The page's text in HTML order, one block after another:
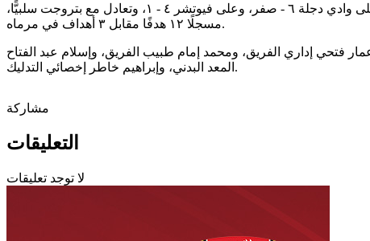
بهذا التعادل رفع «أهلي ٢٠٠٦» رصيده إلى ٨ نقاط من الفوز في مباراتين والتعادل في مباراتين، حيث تعادل مع المصري ٢ - ٢، وفاز على وادي دجلة ٦ - صفر، وعلى فيوتشر ٤ - ١، وتعادل مع بتروجت سلبيًّا،
مسجلًا ١٢ هدفًا مقابل ٣ أهداف في مرماه.
وعمار فتحي إداري الفريق، ومحمد إمام طبيب الفريق، وإسلام عبد الفتاح
المعد البدني، وإبراهيم خاطر إخصائي التدليك.
مشاركة
التعليقات
لا توجد تعليقات